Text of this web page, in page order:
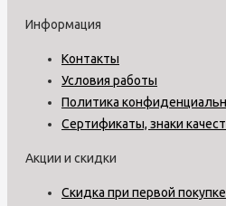
Информация
Контакты
Условия работы
Политика
Сертификаты, знаки
Акции и скидки
Скидка при первой покупке